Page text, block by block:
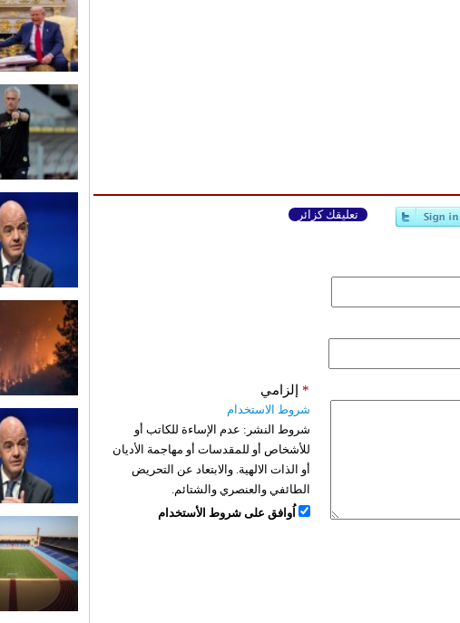
تعليقك كزائر
إلزامي *
شروط الاستخدام
شروط النشر: عدم الإساءة للكاتب أو
للأشخاص أو للمقدسات أو مهاجمة الأديان
أو الذات الالهية. والابتعاد عن التحريض
الطائفي والعنصري والشتائم.
اُوافق على شروط الأستخدام